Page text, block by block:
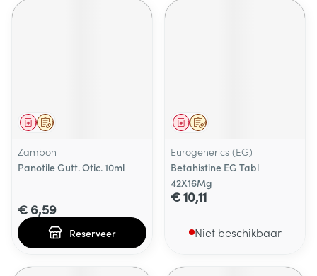
Op voorschrift
Geneesmiddel
Zambon
Panotile Gutt. Otic. 10ml
€ 6,59
Reserveer
Op voorschrift
Geneesmiddel
Eurogenerics (EG)
Betahistine EG Tabl
42X16Mg
€ 10,11
Niet beschikbaar